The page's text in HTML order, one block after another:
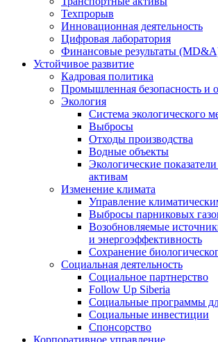
Техпрорыв
Инновационная деятельность
Цифровая лаборатория
Финансовые результаты
Устойчивое развитие
Кадровая политика
Промышленная безопасность и
Экология
Система экологического
Выбросы
Отходы производства
Водные объекты
Экологические
активам
Изменение климата
Управление
Выбросы парниковых
Возобновляемые
и энергоэффективность
Сохранение
Социальная деятельность
Социальное партнерство
Follow Up Siberia
Социальные программы
Социальные инвестиции
Спонсорство
Корпоративное управление